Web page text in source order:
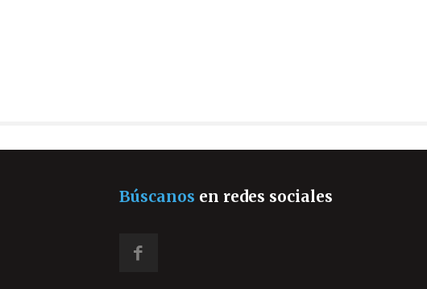
Búscanos en redes sociales